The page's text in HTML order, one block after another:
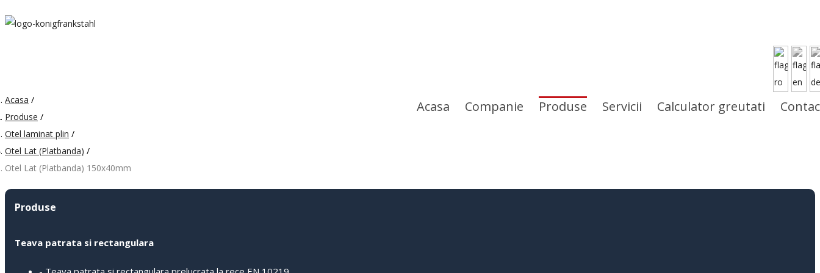
Acasa Companie Produse Servicii Calculator greutati
Acasa /
Produse /
Otel laminat plin /
Otel Lat (Platbanda) /
Otel Lat (Platbanda) 150x40mm
Produse
Teava patrata si rectangulara